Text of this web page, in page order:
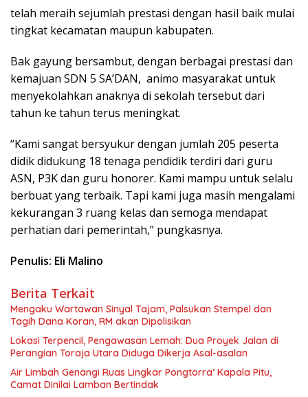
telah meraih sejumlah prestasi dengan hasil baik mulai
tingkat kecamatan maupun kabupaten.
Bak gayung bersambut, dengan berbagai prestasi dan
kemajuan SDN 5 SA’DAN, animo masyarakat untuk
menyekolahkan anaknya di sekolah tersebut dari
tahun ke tahun terus meningkat.
“Kami sangat bersyukur dengan jumlah 205 peserta
didik didukung 18 tenaga pendidik terdiri dari guru
ASN, P3K dan guru honorer. Kami mampu untuk selalu
berbuat yang terbaik. Tapi kami juga masih mengalami
kekurangan 3 ruang kelas dan semoga mendapat
perhatian dari pemerintah,” pungkasnya.
Penulis: Eli Malino
Berita Terkait
Mengaku Wartawan Sinyal Tajam, Palsukan Stempel dan
Tagih Dana Koran, RM akan Dipolisikan
Lokasi Terpencil, Pengawasan Lemah: Dua Proyek Jalan di
Perangian Toraja Utara Diduga Dikerja Asal-asalan
Air Limbah Genangi Ruas Lingkar Pongtorra’ Kapala Pitu,
Camat Dinilai Lamban Bertindak